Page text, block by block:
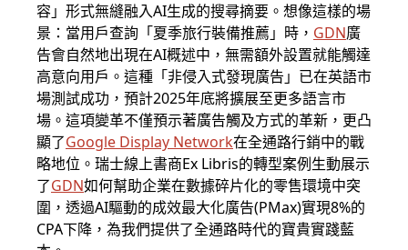
容」形式無縫融入AI生成的搜尋摘要。想像這樣的場
景：當用戶查詢「夏季旅行裝備推薦」時， GDN廣
告會自然地出現在AI概述中，無需額外設置就能觸達
高意向用戶。這種「非侵入式發現廣告」已在英語市
場測試成功，預計2025年底將擴展至更多語言市
場。這項變革不僅預示著廣告觸及方式的革新，更凸
顯了Google Display Network在全通路行銷中的戰
略地位。瑞士線上書商Ex Libris的轉型案例生動展示
了GDN如何幫助企業在數據碎片化的零售環境中突
圍，透過AI驅動的成效最大化廣告(PMax)實現8%的
CPA下降，為我們提供了全通路時代的寶貴實踐藍